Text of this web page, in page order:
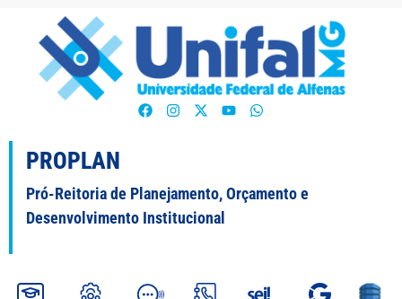
PROPLAN
Pró-Reitoria de Planejamento, Orçamento e
Desenvolvimento Institucional